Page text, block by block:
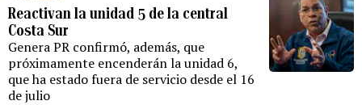
Reactivan la unidad 5 de la central
Costa Sur
Genera PR confirmó, además, que
próximamente encenderán la unidad 6,
que ha estado fuera de servicio desde el 16
de julio